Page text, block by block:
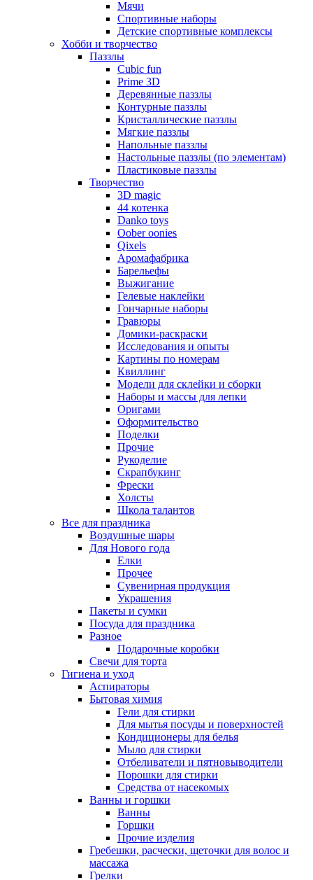
Мячи
Спортивные наборы
Детские спортивные комплексы
Хобби и творчество
Паззлы
Cubic fun
Prime 3D
Деревянные паззлы
Контурные паззлы
Кристаллические паззлы
Мягкие паззлы
Напольные паззлы
Настольные паззлы (по элементам)
Пластиковые паззлы
Творчество
3D magic
44 котенка
Danko toys
Oober oonies
Qixels
Аромафабрика
Барельефы
Выжигание
Гелевые наклейки
Гончарные наборы
Гравюры
Домики-раскраски
Исследования и опыты
Картины по номерам
Квиллинг
Модели для склейки и сборки
Наборы и массы для лепки
Оригами
Оформительство
Поделки
Прочие
Рукоделие
Скрапбукинг
Фрески
Холсты
Школа талантов
Все для праздника
Воздушные шары
Для Нового года
Елки
Прочее
Сувенирная продукция
Украшения
Пакеты и сумки
Посуда для праздника
Разное
Подарочные коробки
Свечи для торта
Гигиена и уход
Аспираторы
Бытовая химия
Гели для стирки
Для мытья посуды и поверхностей
Кондиционеры для белья
Мыло для стирки
Отбеливатели и пятновыводители
Порошки для стирки
Средства от насекомых
Ванны и горшки
Ванны
Горшки
Прочие изделия
Гребешки, расчески, щеточки для волос и
массажа
Грелки